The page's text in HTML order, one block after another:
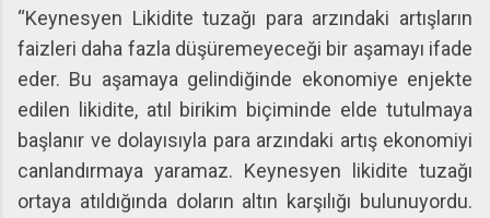
“Keynesyen Likidite tuzağı para arzındaki artışların
faizleri daha fazla düşüremeyeceği bir aşamayı ifade
eder. Bu aşamaya gelindiğinde ekonomiye enjekte
edilen likidite, atıl birikim biçiminde elde tutulmaya
başlanır ve dolayısıyla para arzındaki artış ekonomiyi
canlandırmaya yaramaz. Keynesyen likidite tuzağı
ortaya atıldığında doların altın karşılığı bulunuyordu.